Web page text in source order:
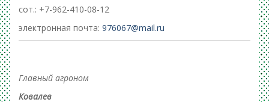
сот.: +7-962-410-08-12
электронная почта: 976067@mail.ru
Главный агроном
Ковалев